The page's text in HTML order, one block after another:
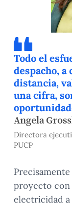
Todo el
despacho,
distancia,
una cifra,
Angela
Directora
PUCP
proyecto con
electricidad a